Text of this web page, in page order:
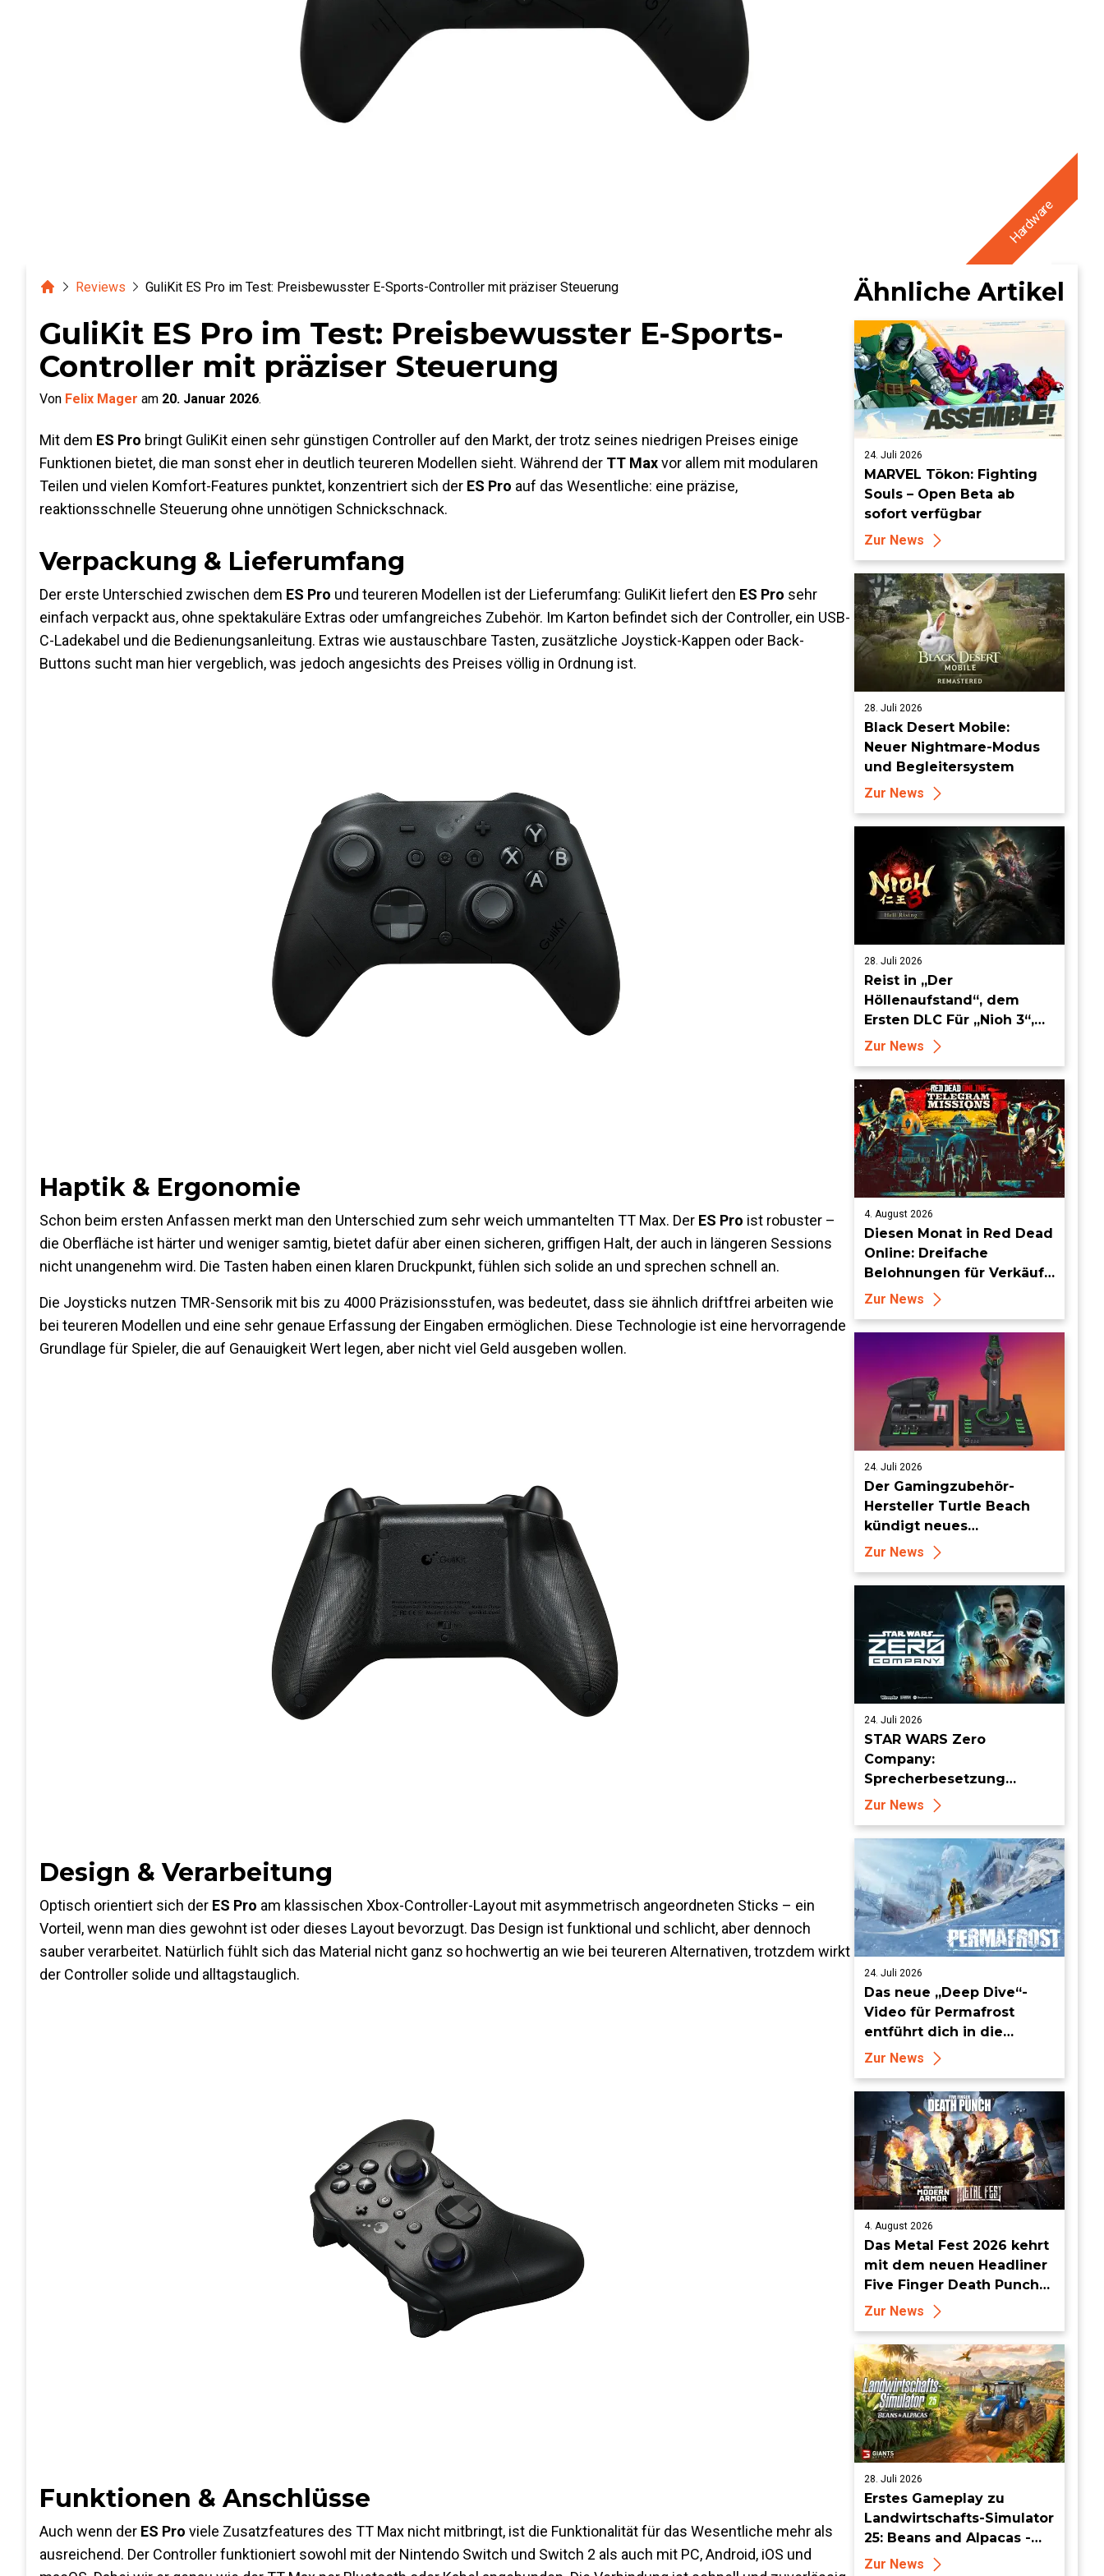
Hardware
HomeReviews GuliKit ES Pro im Test: Preisbewusster E-Sports-Controller mit präziser Steuerung
GuliKit ES Pro im Test: Preisbewusster E-Sports-
Controller mit präziser Steuerung
Von Felix Mager am 20. Januar 2026.
Mit dem ES Pro bringt GuliKit einen sehr günstigen Controller auf den Markt, der trotz seines niedrigen Preises einige
Funktionen bietet, die man sonst eher in deutlich teureren Modellen sieht. Während der TT Maxvor allem mit modularen
Teilen und vielen Komfort-Features punktet, konzentriert sich der ES Pro auf das Wesentliche: eine präzise,
reaktionsschnelle Steuerung ohne unnötigen Schnickschnack.
Verpackung & Lieferumfang
Der erste Unterschied zwischen dem ES Pro und teureren Modellen ist der Lieferumfang: GuliKit liefert den ES Pro sehr
einfach verpackt aus, ohne spektakuläre Extras oder umfangreiches Zubehör. Im Karton befindet sich der Controller, ein USB-
C-Ladekabel und die Bedienungsanleitung. Extras wie austauschbare Tasten, zusätzliche Joystick-Kappen oder Back-
Buttons sucht man hier vergeblich, was jedoch angesichts des Preises völlig in Ordnung ist.
Haptik & Ergonomie
Schon beim ersten Anfassen merkt man den Unterschied zum sehr weich ummantelten TT Max. Der ES Pro ist robuster –
die Oberfläche ist härter und weniger samtig, bietet dafür aber einen sicheren, griffigen Halt, der auch in längeren Sessions
nicht unangenehm wird. Die Tasten haben einen klaren Druckpunkt, fühlen sich solide an und sprechen schnell an.
Die Joysticks nutzen TMR-Sensorik mit bis zu 4000 Präzisionsstufen, was bedeutet, dass sie ähnlich driftfrei arbeiten wie
bei teureren Modellen und eine sehr genaue Erfassung der Eingaben ermöglichen. Diese Technologie ist eine hervorragende
Grundlage für Spieler, die auf Genauigkeit Wert legen, aber nicht viel Geld ausgeben wollen.
Design & Verarbeitung
Optisch orientiert sich der ES Pro am klassischen Xbox-Controller-Layout mit asymmetrisch angeordneten Sticks – ein
Vorteil, wenn man dies gewohnt ist oder dieses Layout bevorzugt. Das Design ist funktional und schlicht, aber dennoch
sauber verarbeitet. Natürlich fühlt sich das Material nicht ganz so hochwertig an wie bei teureren Alternativen, trotzdem wirkt
der Controller solide und alltagstauglich.
Funktionen & Anschlüsse
Auch wenn der ES Pro viele Zusatzfeatures des TT Max nicht mitbringt, ist die Funktionalität für das Wesentliche mehr als
ausreichend. Der Controller funktioniert sowohl mit der Nintendo Switch und Switch 2 als auch mit PC, Android, iOS und
Ähnliche Artikel
24. Juli 2026
MARVEL Tōkon: Fighting
Souls – Open Beta ab
sofort verfügbar
Zur News
28. Juli 2026
Black Desert Mobile:
Neuer Nightmare-Modus
und Begleitersystem
Zur News
28. Juli 2026
Reist in „Der
Höllenaufstand“, dem
Ersten DLC Für „Nioh 3“,
ab dem 19. August in die
Keian-Ära!
Zur News
4. August 2026
Diesen Monat in Red Dead
Online: Dreifache
Belohnungen für Verkäufe
von Sammlersätzen und
das Entdecken von
Sammlerstücken, in
Telegramm-Missionen
und mehr
Zur News
24. Juli 2026
Der Gamingzubehör-
Hersteller Turtle Beach
kündigt neues
Flugsimulationszubehör
Zur News
24. Juli 2026
STAR WARS Zero
Company:
Sprecherbesetzung
enthüllt und Auftritt auf
der San Diego Comic Con
angekündigt
Zur News
24. Juli 2026
Das neue „Deep Dive“-
Video für Permafrost
entführt dich in die
erbarmungslose weiße
Zur News
4. August 2026
Das Metal Fest 2026 kehrt
mit dem neuen Headliner
Five Finger Death Punch
zu World of Tanks Modern
Armor zurück
Zur News
28. Juli 2026
Erstes Gameplay zu
Landwirtschafts-Simulator
25: Beans and Alpacas -
Mehr auf FarmCon
Zur News